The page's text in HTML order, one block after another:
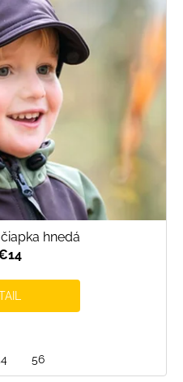
hnedá
56